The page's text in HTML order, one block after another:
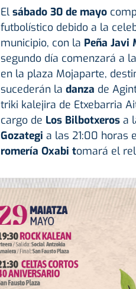
Elsábado 30 de mayo
futbolístico debido a la
municipio, con la Peña Javi
segundo día comenzará a
en la plaza Mojaparte,
sucederán la danza de
triki kalejira de Etxebarria
cargo de Los Bilbotxerosa
Gozategi a las 21:00 horas
romería Oxabi tomará el